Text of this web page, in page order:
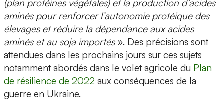
(plan protéines végétales) et la production d’acides
aminés pour renforcer l’autonomie protéique des
élevages et réduire la dépendance aux acides
aminés et au soja importés». Des précisions sont
attendues dans les prochains jours sur ces sujets
notamment abordés dans le volet agricole du Plan
de résilience de 2022 aux conséquences de la
guerre en Ukraine.